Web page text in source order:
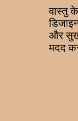
वास्तु
और
मदद